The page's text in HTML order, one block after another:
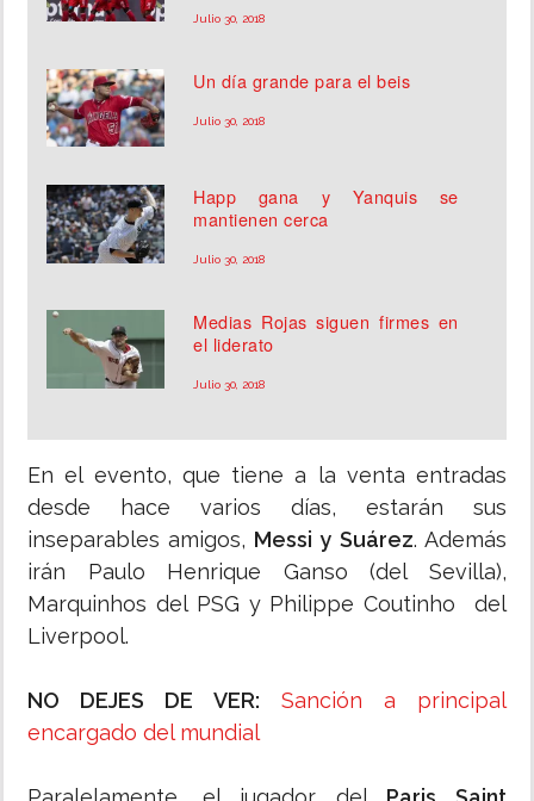
Julio 30, 2018
Un día grande para el beis
Julio 30, 2018
Happ gana y Yanquis se
mantienen cerca
Julio 30, 2018
Medias Rojas siguen firmes en
el liderato
Julio 30, 2018
En el evento, que tiene a la venta entradas
desde hace varios días, estarán sus
inseparables amigos, Messi y Suárez. Además
irán Paulo Henrique Ganso (del Sevilla),
Marquinhos del PSG y Philippe Coutinho del
Liverpool.
NO DEJES DE VER:
Sanción a principal
encargado del mundial